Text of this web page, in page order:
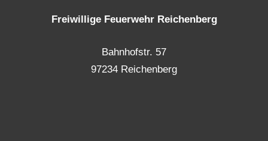
Freiwillige Feuerwehr Reichenberg
Bahnhofstr. 57
97234 Reichenberg